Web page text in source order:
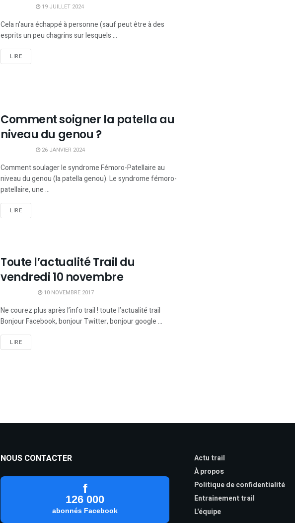
19 JUILLET 2024
Cela n'aura échappé à personne (sauf peut être à des
esprits un peu chagrins sur lesquels ...
LIRE
Comment soigner la patella au
niveau du genou ?
26 JANVIER 2024
Comment soulager le syndrome Fémoro-Patellaire au
niveau du genou (la patella genou). Le syndrome fémoro-
patellaire, une ...
LIRE
Toute l’actualité Trail du
vendredi 10 novembre
10 NOVEMBRE 2017
Ne courez plus après l’info trail ! toute l’actualité trail
Bonjour Facebook, bonjour Twitter, bonjour google ...
LIRE
NOUS CONTACTER
f
126 000
abonnés Facebook
Actu trail
À propos
Politique de confidentialité
Entrainement trail
L'équipe